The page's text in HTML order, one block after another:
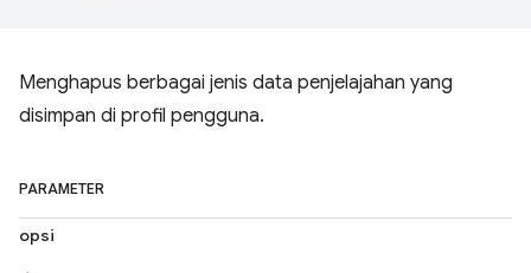
Menghapus berbagai jenis data penjelajahan yang
disimpan di profil pengguna.
PARAMETER
opsi